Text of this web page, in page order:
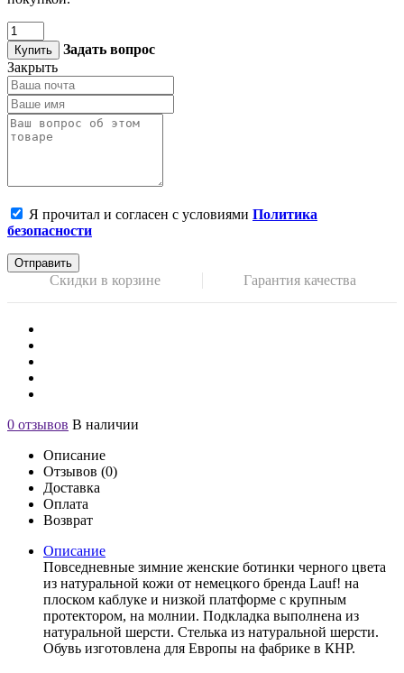
Купить
Задать вопрос
Закрыть
Я прочитал и согласен с условиями Политика
безопасности
Отправить
Скидки в корзине Гарантия качества
0 отзывов В наличии
Описание
Отзывов (0)
Доставка
Оплата
Возврат
Описание
Повседневные зимние женские ботинки черного цвета
из натуральной кожи от немецкого бренда Lauf! на
плоском каблуке и низкой платформе с крупным
протектором, на молнии. Подкладка выполнена из
натуральной шерсти. Стелька из натуральной шерсти.
Обувь изготовлена для Европы на фабрике в КНР.